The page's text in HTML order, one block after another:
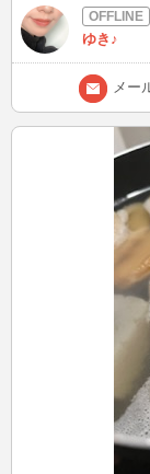
ゆき♪
メー